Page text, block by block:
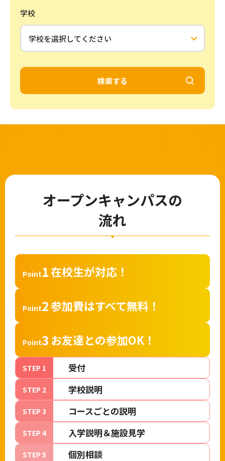
学校
検索する
オープンキャンパスの
流れ
Point1在校生が対応！
Point2参加費はすべて無料！
Point3 お友達との参加OK！
STEP 1 受付
STEP 2 学校説明
STEP 3 コースごとの説明
STEP 4 入学説明＆施設見学
STEP 5 個別相談